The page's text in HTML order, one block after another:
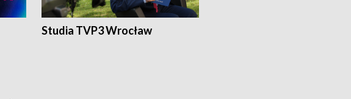
Studia TVP3 Wrocław